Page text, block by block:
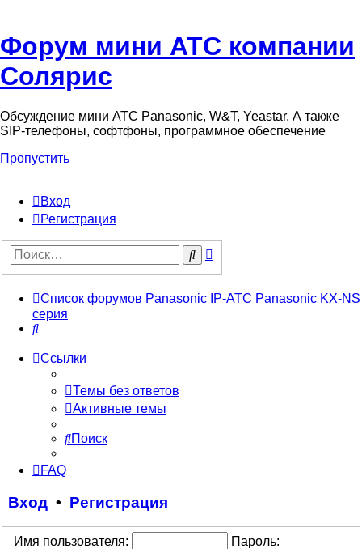
Форум мини АТС компании
Солярис
Обсуждение мини АТС Panasonic, W&T, Yeastar. А также
SIP-телефоны, софтфоны, программное обеспечение
Пропустить
Вход
Регистрация
Поиск
Список форумов Panasonic IP-АТС Panasonic KX-NS
серия
Поиск
Ссылки
Темы без ответов
Активные темы
Поиск
FAQ
Вход • Регистрация
Имя пользователя: Пароль: